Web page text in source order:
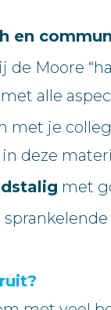
en
de Moore
alle
met je
deze
met